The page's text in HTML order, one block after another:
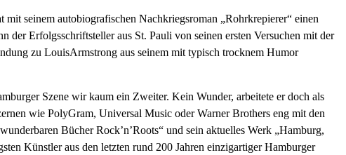
seinem autobiografischen Nachkriegsroman „Rohrkrepierer“ einen
der Erfolgsschriftsteller aus St. Pauli von seinen ersten Versuchen mit der
zu LouisArmstrong aus seinem mit typisch trocknem Humor
Szene wir kaum ein Zweiter. Kein Wunder, arbeitete er doch als
wie PolyGram, Universal Music oder Warner Brothers eng mit den
Bücher Rock’n’Roots“ und sein aktuelles Werk „Hamburg,
Künstler aus den letzten rund 200 Jahren einzigartiger Hamburger